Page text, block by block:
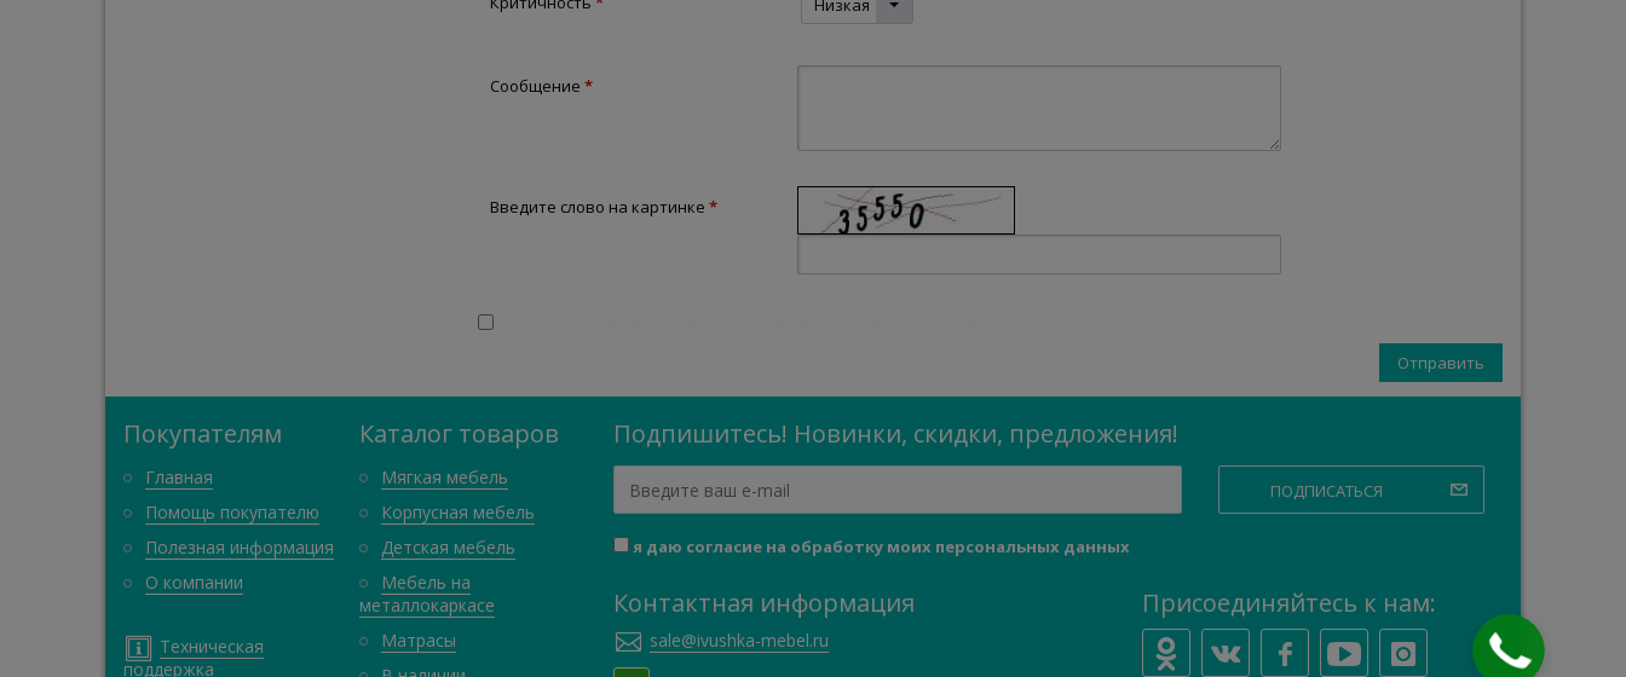
Низкая
Сообщение *
Введите слово на картинке *
Покупателям
Главная
Помощь покупателю
Полезная информация
О компании
Техническая
поддержка
Каталог товаров
Мягкая мебель
Корпусная мебель
Детская мебель
Мебель на
металлокаркасе
Матрасы
Подпишитесь! Новинки, скидки, предложения!
я даю согласие на обработку моих персональных данных
ПОДПИСАТЬСЯ
Контактная информация
sale@ivushka-mebel.ru
Присоединяйтесь к нам:
Закажите
звонок